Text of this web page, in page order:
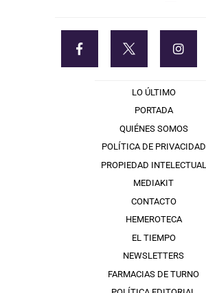
LO ÚLTIMO
PORTADA
QUIÉNES SOMOS
POLÍTICA DE PRIVACIDAD
PROPIEDAD INTELECTUAL
MEDIAKIT
CONTACTO
HEMEROTECA
EL TIEMPO
NEWSLETTERS
FARMACIAS DE TURNO